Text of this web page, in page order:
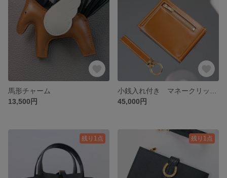
馬形チャーム
13,500円
45,000円
残り1点 残り1点